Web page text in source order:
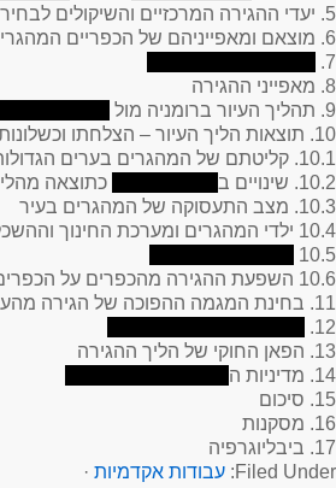
5. יעדי ההגירה המרכזיים והשיקולים לבחירתם
6. מוצאם ומאפייניהם של הכפריים המהגרים
7.
8. מאפייני ההגירה
9. תהליך העיור ברומניה מול
10. תוצאות הליך העיור – הצלחתו וכשלונותיו
10.1. קליטתם של המהגרים בערים הגדולות
10.2. שינויים ב
כתוצאה
10.3. מצב התעסוקה של המהגרים בעיר
10.4 ילדי המהגרים ומערכת החינוך וההשכלה
10.5
10.6 השפעת ההגירה מהכפרים על הכפרים שנעזבו
11. בחינת המגמה ההפוכה של הגירה מהעיר לכפר
12.
13. הפאן החוקי של הליך ההגירה
14. מדיניות ה
15. סיכום
16. מסקנות
17. ביבליוגרפיה
Filed Under: עבודות אקדמיות ·